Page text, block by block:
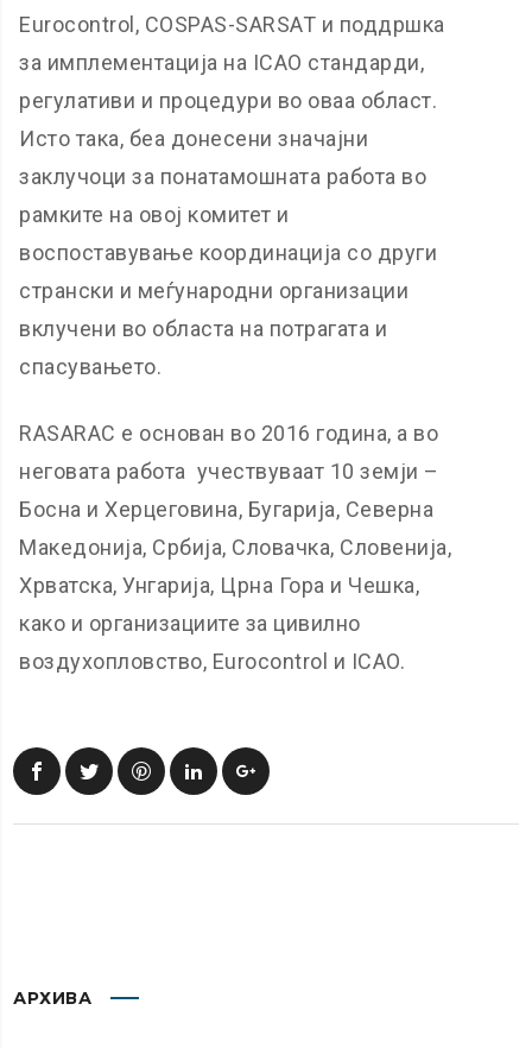
Eurocontrol, COSPAS-SARSAT и поддршка
за имплементација на ICAO стандарди,
регулативи и процедури во оваа област.
Исто така, беа донесени значајни
заклучоци за понатамошната работа во
рамките на овој комитет и
воспоставување координација со други
странски и меѓународни организации
вклучени во областа на потрагата и
спасувањето.
RASARAC е основан во 2016 година, а во
неговата работа учествуваат 10 земји –
Босна и Херцеговина, Бугарија, Северна
Македонија, Србија, Словачка, Словенија,
Хрватска, Унгарија, Црна Гора и Чешка,
како и организациите за цивилно
воздухопловство, Eurocontrol и ICAO.
АРХИВА